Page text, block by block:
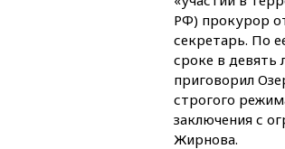
РФ) прокурор
секретарь. По
сроке в девять
приговорил
строгого
заключения с
Жирнова.